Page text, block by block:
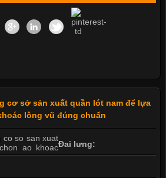
cơ sở sản xuất quần lót nam để lựa
lông vũ đúng chuẩn
Đai lưng: